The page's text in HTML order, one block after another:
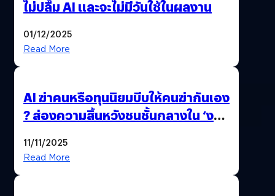
ไม่ปลื้ม AI และจะไม่มีวันใช้ในผลงาน
01/12/2025
Read More
AI ฆ่าคนหรือทุนนิยมบีบให้คนฆ่ากันเอง
? ส่องความสิ้นหวังชนชั้นกลางใน ‘งาน
11/11/2025
Read More